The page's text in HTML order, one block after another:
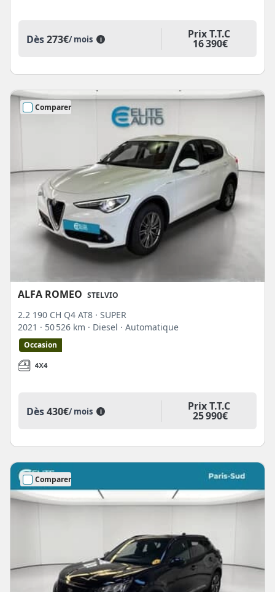
Dès273€/ mois i Prix T.T.C
16 390€
Comparer
ALFA ROMEO STELVIO
2.2 190 CH Q4 AT8 · SUPER
2021 · 50 526 km · Diesel · Automatique
Occasion
Dès430€/ mois i Prix T.T.C
25 990€
Comparer